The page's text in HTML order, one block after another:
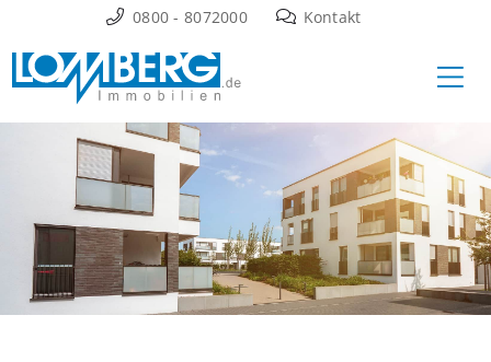
Inhalt
springen
0800 - 8072000 Kontakt